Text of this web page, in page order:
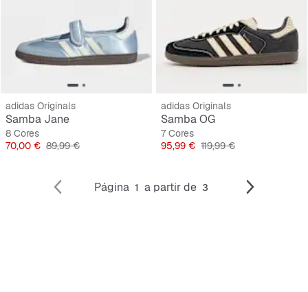
adidas Originals
Samba Jane
8 Cores
Preço
70,00 € Preço original
89,99 €
adidas Originals
Samba OG
7 Cores
Preço
95,99 € Preço original
119,99 €
Página 1 a partir de 3